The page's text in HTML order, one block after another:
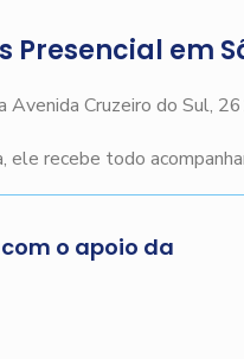
em
Cruzeiro do Sul,
recebe todo
o apoio da